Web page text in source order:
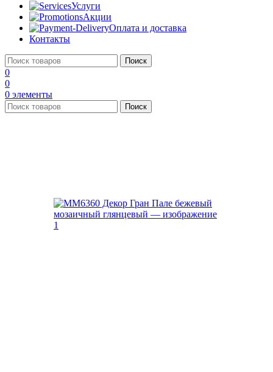
Услуги
Акции
Оплата и доставка
Контакты
Поиск
0
0
0 элементы
Поиск